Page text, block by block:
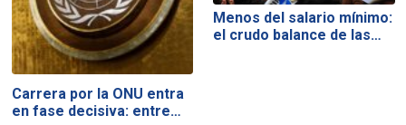
Carrera por la ONU entra
en fase decisiva: entre…
Menos del salario mínimo:
el crudo balance de las…